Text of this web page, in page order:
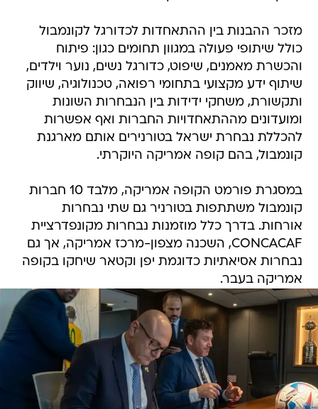
מזכר ההבנות בין ההתאחדות לכדורגל לקונמבול
כולל שיתופי פעולה במגוון תחומים כגון: פיתוח
והכשרת מאמנים, שיפוט, כדורגל נשים, נוער וילדים,
שיתוף ידע מקצועי בתחומי רפואה, טכנולוגיה, שיווק
ותקשורת, משחקי ידידות בין הנבחרות השונות
ומועדונים מההתאחדויות החברות ואף אפשרות
להכללת נבחרת ישראל בטורנירים אותם מארגנת
קונמבול, בהם קופה אמריקה היוקרתי.
במסגרת פורמט הקופה אמריקה, מלבד 10 חברות
קונמבול משתתפות בטורניר גם שתי נבחרות
אורחות. בדרך כלל מוזמנות נבחרות מקונפדרציית
CONCACAF, השכנה מצפון-מרכז אמריקה, אך גם
נבחרות אסיאתיות כדוגמת יפן וקטאר שיחקו בקופה
אמריקה בעבר.